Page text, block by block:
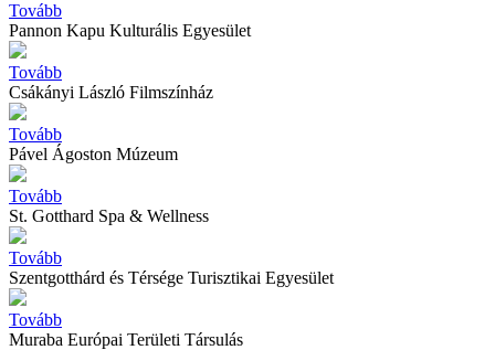
Tovább
Pannon Kapu Kulturális Egyesület
Tovább
Csákányi László Filmszínház
Tovább
Pável Ágoston Múzeum
Tovább
St. Gotthard Spa & Wellness
Tovább
Szentgotthárd és Térsége Turisztikai Egyesület
Tovább
Muraba Európai Területi Társulás